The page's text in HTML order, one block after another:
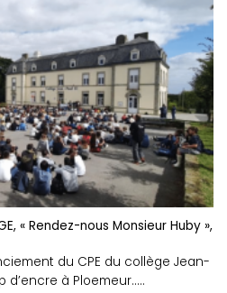
« Rendez-nous Monsieur Huby
du CPE du collège Jean-
à Ploemeur.....